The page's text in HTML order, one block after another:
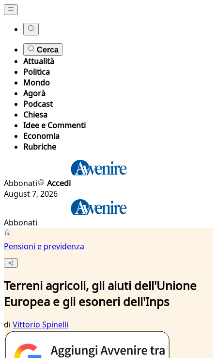
Cerca
Attualità
Politica
Mondo
Agorà
Podcast
Chiesa
Idee e Commenti
Economia
Rubriche
Abbonati
Accedi
August 7, 2026
Abbonati
Pensioni e previdenza
Terreni agricoli, gli aiuti dell'Unione
Europea e gli esoneri dell'Inps
di Vittorio Spinelli